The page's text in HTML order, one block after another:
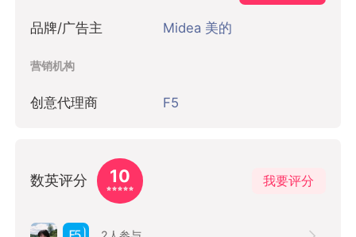
品牌/广告主 Midea 美的
营销机构
创意代理商 F5
数英评分 10 我要评分